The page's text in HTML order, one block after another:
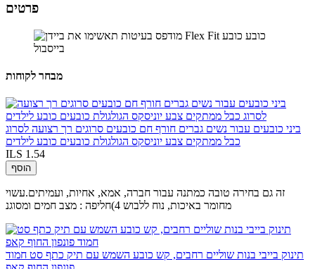
פרטים
מבחר לקוחות
ביני כובעים עבור נשים גברים חורף חם כובעים סרוגים רך רצועה לסרוג
כבל ממתקים צבע יוניסקס הגולגולת כובעים כובע לילדים
ILS 1.54
הוסף
זה גם בחירה טובה כמתנה עבור חברה, אמא, אחיות, ועמיתים.עשוי
מחומר באיכות, נוח ללבוש 4)חליפה : מצב חמים ומסוגנ
תינוק בייבי בנות שוליים רחבים, קש כובע השמש עם תיק כתף סט חמוד